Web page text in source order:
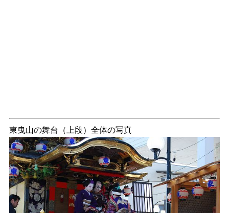
東曳山の舞台（上段）全体の写真